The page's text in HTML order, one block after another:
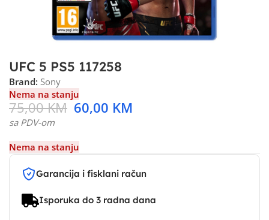
UFC 5 PS5 117258
Brand: Sony
Nema na stanju
75,00KM 60,00 KM
sa PDV-om
Nema na stanju
Garancija i fisklani račun
Isporuka do 3 radna dana